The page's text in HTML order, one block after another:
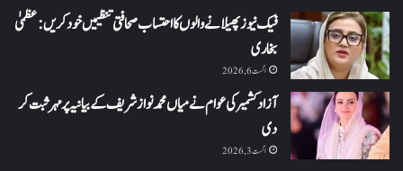
فیک نیوز پھیلانے والوں کا احتساب صحافتی تنظیمیں خود کریں: عظمیٰ
بخاری
اگست 6, 2026
آزاد کشمیر کی عوام نے میاں محمد نواز شریف کے بیانیہ پر مہر ثبت کر
دی
اگست 3, 2026